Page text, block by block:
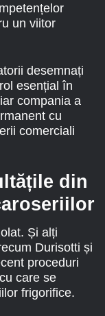
un viitor
desemnați
esențial în
compania a
cu
comerciali
din
Și alți
Durisotti și
proceduri
care se
frigorifice.